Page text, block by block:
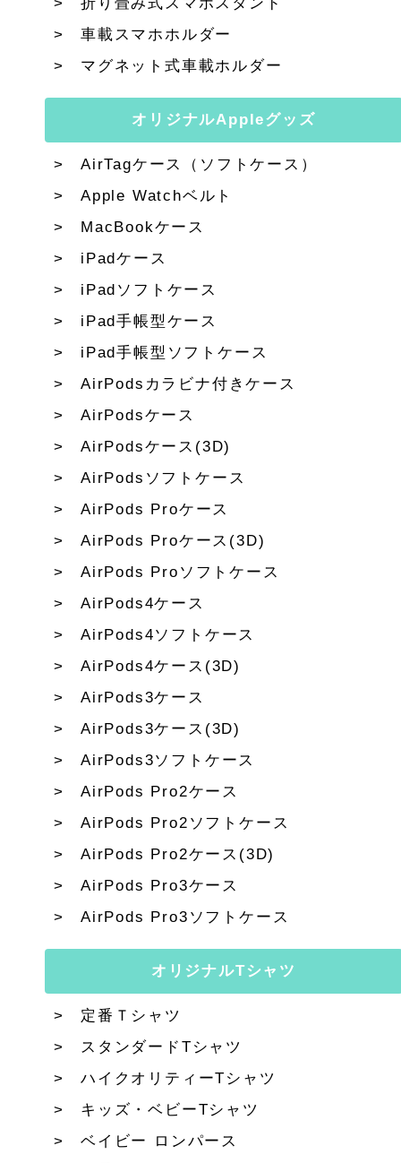
車載スマホホルダー
マグネット式車載ホルダー
オリジナルAppleグッズ
AirTagケース（ソフトケース）
Apple Watchベルト
MacBookケース
iPadケース
iPadソフトケース
iPad手帳型ケース
iPad手帳型ソフトケース
AirPodsカラビナ付きケース
AirPodsケース
AirPodsケース(3D)
AirPodsソフトケース
AirPods Proケース
AirPods Proケース(3D)
AirPods Proソフトケース
AirPods4ケース
AirPods4ソフトケース
AirPods4ケース(3D)
AirPods3ケース
AirPods3ケース(3D)
AirPods3ソフトケース
AirPods Pro2ケース
AirPods Pro2ソフトケース
AirPods Pro2ケース(3D)
AirPods Pro3ケース
AirPods Pro3ソフトケース
オリジナルTシャツ
定番Ｔシャツ
スタンダードTシャツ
ハイクオリティーTシャツ
キッズ・ベビーTシャツ
ベイビー ロンパース